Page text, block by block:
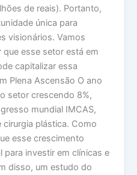
de reais). Portanto,
única para
visionários. Vamos
esse setor está em
capitalizar essa
Plena Ascensão O ano
setor crescendo 8%,
mundial IMCAS,
plástica. Como
esse crescimento
para investir em clínicas e
disso, um estudo do